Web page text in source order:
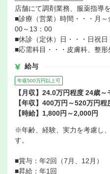
店舗にて調剤業務、服薬指導
■診療（営業）時間・・・月
00～13：00
■休診（定休）日・・・日祝日
■応需科目・・・皮膚科、整形
給与
年収500万円以上可
【月収】24.0万円程度 24歳～
【年収】400万円～520万円程
【時給】1,800円～2,000円
※年齢、経験、実力を考慮し
す。
■賞与：年2回（7月、12月）
■昇給：年1回